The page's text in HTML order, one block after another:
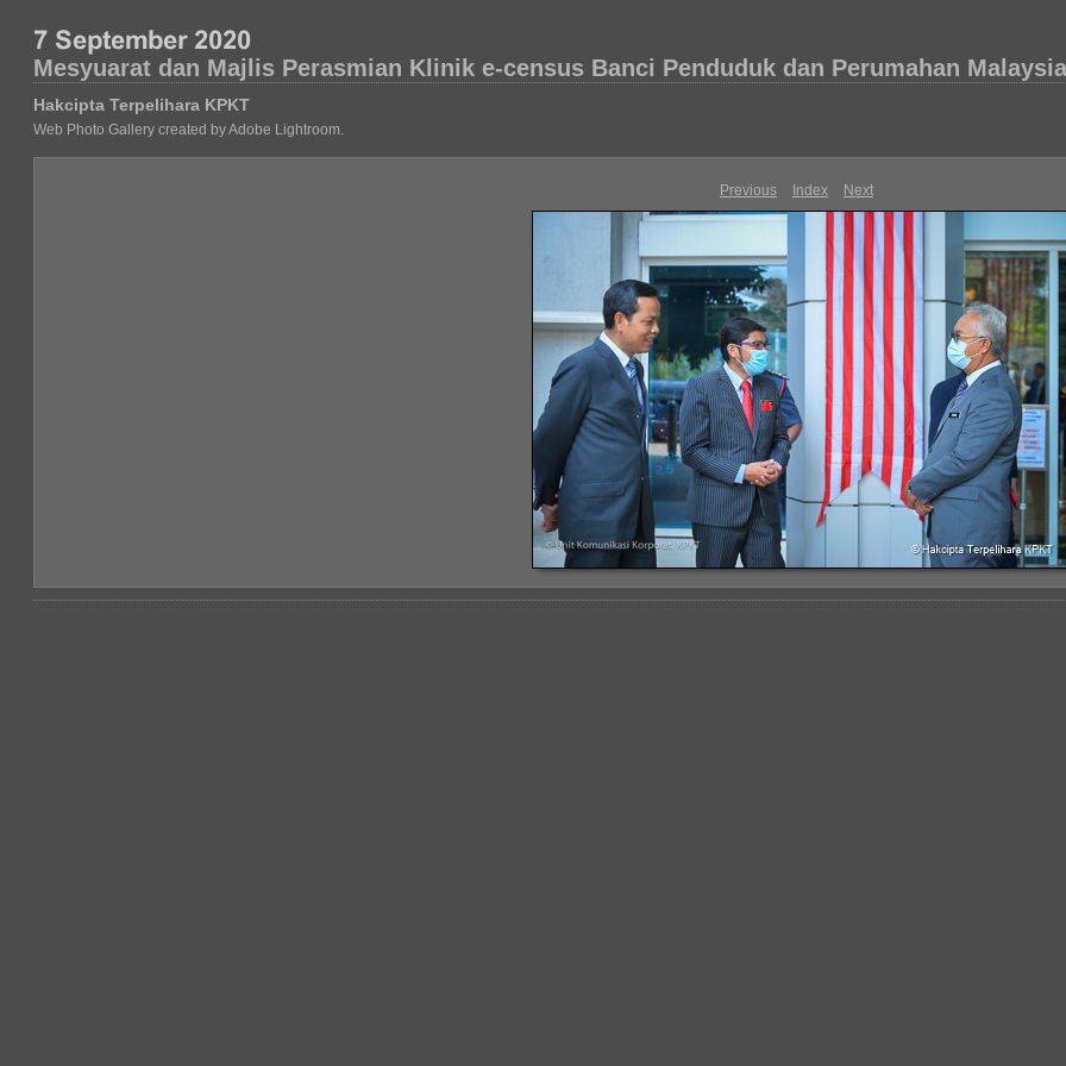
Mesyuarat dan Majlis Perasmian Klinik e-census Banci Penduduk dan Perumahan
Hakcipta Terpelihara KPKT
Web Photo Gallery created by Adobe Lightroom.
Previous Index Next